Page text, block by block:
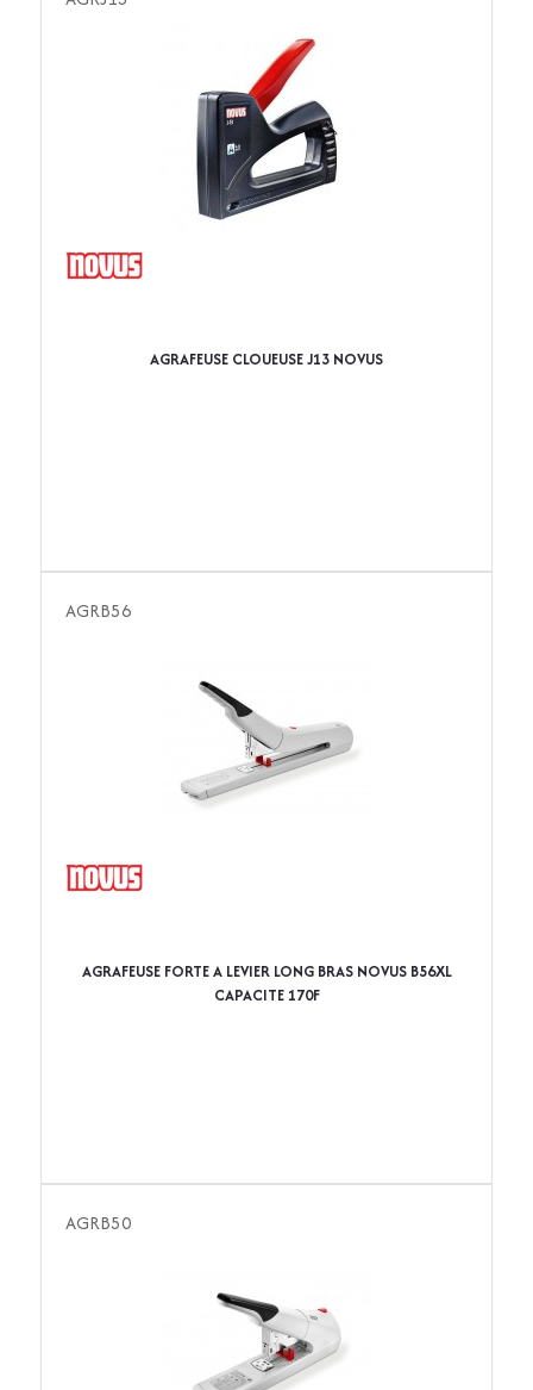
AGRAFEUSE CLOUEUSE J13 NOVUS
AGRB56
AGRAFEUSE FORTE A LEVIER LONG BRAS NOVUS B56XL
CAPACITE 170F
AGRB50